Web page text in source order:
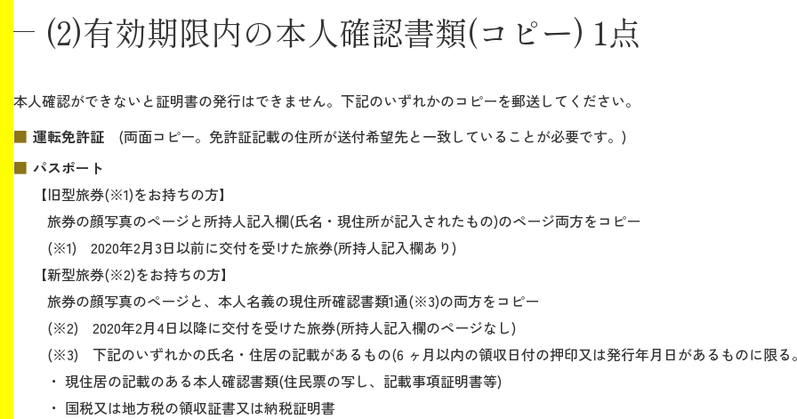
(2)有効期限内の本人確認書類(コピー) 1点
本人確認ができないと証明書の発行はできません。下記のいずれかのコピーを郵送してください。
運転免許証 (両面コピー。免許証記載の住所が送付希望先と一致していることが必要です。)
パスポート
【旧型旅券(※1)をお持ちの方】
旅券の顔写真のページと所持人記入欄(氏名・現住所が記入されたもの)のページ両方をコピー
(※1) 2020年2月3日以前に交付を受けた旅券(所持人記入欄あり)
【新型旅券(※2)をお持ちの方】
旅券の顔写真のページと、本人名義の現住所確認書類1通(※3)の両方をコピー
(※2) 2020年2月4日以降に交付を受けた旅券(所持人記入欄のページなし)
(※3) 下記のいずれかの氏名・住居の記載があるもの(6 ヶ月以内の領収日付の押印又は発行年月日があるものに限る
・ 現住居の記載のある本人確認書類(住民票の写し、記載事項証明書等)
・ 国税又は地方税の領収証書又は納税証明書